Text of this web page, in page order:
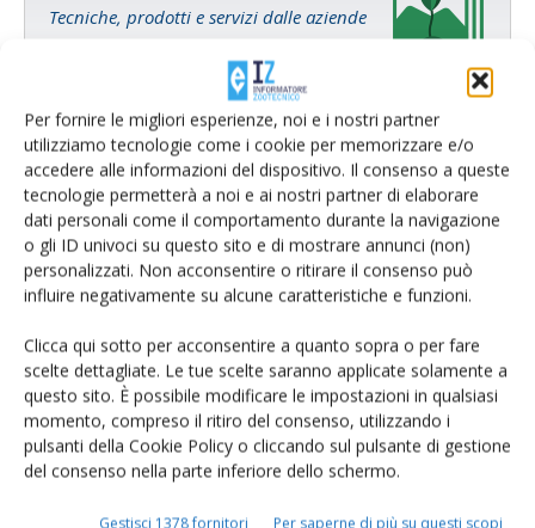
Per fornire le migliori esperienze, noi e i nostri partner
utilizziamo tecnologie come i cookie per memorizzare e/o
accedere alle informazioni del dispositivo. Il consenso a queste
tecnologie permetterà a noi e ai nostri partner di elaborare
dati personali come il comportamento durante la navigazione
o gli ID univoci su questo sito e di mostrare annunci (non)
personalizzati. Non acconsentire o ritirare il consenso può
influire negativamente su alcune caratteristiche e funzioni.
Clicca qui sotto per acconsentire a quanto sopra o per fare
scelte dettagliate. Le tue scelte saranno applicate solamente a
questo sito. È possibile modificare le impostazioni in qualsiasi
momento, compreso il ritiro del consenso, utilizzando i
pulsanti della Cookie Policy o cliccando sul pulsante di gestione
del consenso nella parte inferiore dello schermo.
Gestisci 1378 fornitori Per saperne di più su questi scopi
Tecniche, prodotti e servizi dalle aziende
Catalogo Aziende e Prodotti
Un modo semplice per cercare un'azienda o un
prodotto!
Cerca adesso